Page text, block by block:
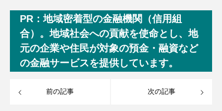
PR：地域密着型の金融機関（信用組
合）。地域社会への貢献を使命とし、地
元の企業や住民が対象の預金・融資など
の金融サービスを提供しています。
前の記事 次の記事